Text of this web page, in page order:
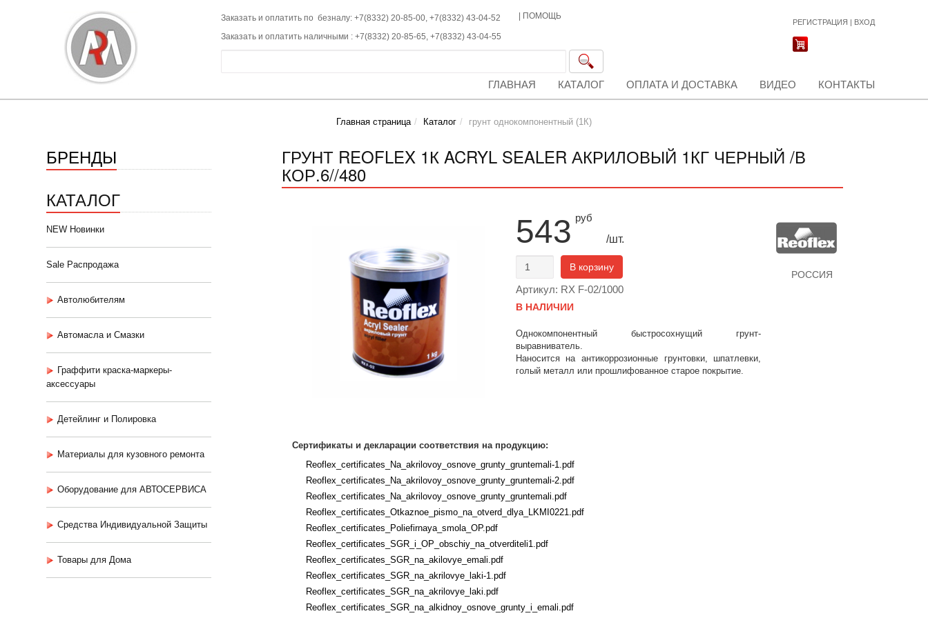
Заказать и оплатить по безналу: +7(8332) 20-85-00, +7(8332) 43-04-52
Заказать и оплатить наличными : +7(8332) 20-85-65, +7(8332) 43-04-55
ПОМОЩЬ
РЕГИСТРАЦИЯ | ВХОД
ГЛАВНАЯ КАТАЛОГ ОПЛАТА И ДОСТАВКА ВИДЕО КОНТАКТЫ
Главная страница Каталог грунт однокомпонентный (1К)
БРЕНДЫ
КАТАЛОГ
NEW Новинки
Sale Распродажа
Автолюбителям
Автомасла и Смазки
Граффити краска-маркеры-
аксессуары
Детейлинг и Полировка
Материалы для кузовного ремонта
Оборудование для АВТОСЕРВИСА
Средства Индивидуальной Защиты
Товары для Дома
ГРУНТ REOFLEX 1К ACRYL SEALER АКРИЛОВЫЙ 1КГ ЧЕРНЫЙ /В
КОР.6//480
543 руб
/шт.
В корзину
Артикул: RX F-02/1000
В НАЛИЧИИ
Однокомпонентный быстросохнущий грунт-
выравниватель.
Наносится на антикоррозионные грунтовки, шпатлевки,
голый металл или прошлифованное старое покрытие.
РОССИЯ
Сертификаты и декларации соответствия на продукцию:
Reoflex_certificates_Na_akrilovoy_osnove_grunty_gruntemali-1.pdf
Reoflex_certificates_Na_akrilovoy_osnove_grunty_gruntemali-2.pdf
Reoflex_certificates_Na_akrilovoy_osnove_grunty_gruntemali.pdf
Reoflex_certificates_Otkaznoe_pismo_na_otverd_dlya_LKMI0221.pdf
Reoflex_certificates_Poliefirnaya_smola_OP.pdf
Reoflex_certificates_SGR_i_OP_obschiy_na_otverditeli1.pdf
Reoflex_certificates_SGR_na_akilovye_emali.pdf
Reoflex_certificates_SGR_na_akrilovye_laki-1.pdf
Reoflex_certificates_SGR_na_akrilovye_laki.pdf
Reoflex_certificates_SGR_na_alkidnoy_osnove_grunty_i_emali.pdf